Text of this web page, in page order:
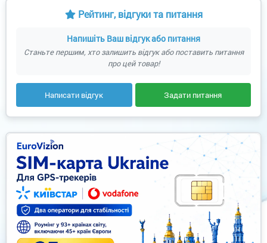
Рейтинг, відгуки та питання
Напишіть Ваш відгук або питання
Станьте першим, хто залишить відгук або поставить питання
про цей товар!
Написати відгук Задати питання